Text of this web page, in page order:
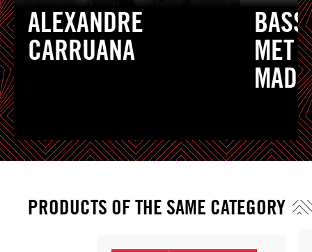
ALEXANDRE
CARRUANA
MET
PRODUCTS OF THE SAME CATEGORY